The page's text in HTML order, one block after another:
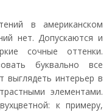
в американском
нет. Допускаются и
сочные оттенки.
буквально все
выглядеть интерьер в
элементами.
к примеру,